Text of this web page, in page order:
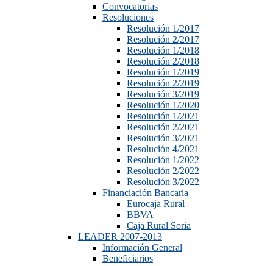
Convocatorias
Resoluciones
Resolución 1/2017
Resolución 2/2017
Resolución 1/2018
Resolución 2/2018
Resolución 1/2019
Resolución 2/2019
Resolución 3/2019
Resolución 1/2020
Resolución 1/2021
Resolución 2/2021
Resolución 3/2021
Resolución 4/2021
Resolución 1/2022
Resolución 2/2022
Resolución 3/2022
Financiación Bancaria
Eurocaja Rural
BBVA
Caja Rural Soria
LEADER 2007-2013
Información General
Beneficiarios